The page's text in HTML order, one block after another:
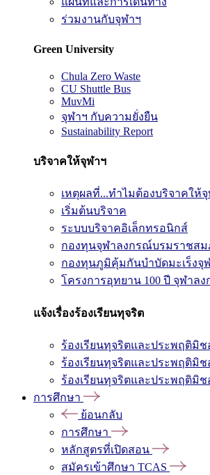
ร่วมงานกับจุฬาฯ
Green University
Chula Zero Waste
CU Shuttle Bus
MuvMi
จุฬาฯ กับความยั่งยืน
Sustainability Report
บริจาคให้จุฬาฯ
เหตุผลที่...ทำไมต้องบริจาคให้
เริ่มต้นบริจาค
ระบบบริจาคอิเล็กทรอนิกส์
กองทุนจุฬาลงกรณ์บรมราชส
กองทุนภูมิคุ้มกันบำบัดมะเร็งจุ
โครงการอุทยาน 100 ปี จุฬาล
แจ้งเรื่องร้องเรียนทุจริต
ร้องเรียนทุจริตและประพฤติมิช
ร้องเรียนทุจริตและประพฤติมิช
ร้องเรียนทุจริตและประพฤติมิช
การศึกษา
ย้อนกลับ
การศึกษา
หลักสูตรที่เปิดสอน
สมัครเข้าศึกษา TCAS